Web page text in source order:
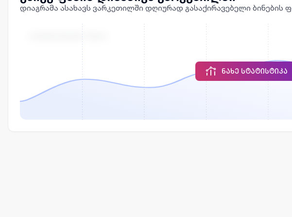
დიაგრამა ასახავს ვარკეთილში დღიურად გასაქირავებელი ბინების
ᲒᲐᲥᲘᲠᲐᲕᲔᲑᲘᲡ ᲤᲐᲡᲘ
ᲜᲐᲮᲔ ᲡᲢᲐᲢᲘᲡᲢᲘᲙᲐ